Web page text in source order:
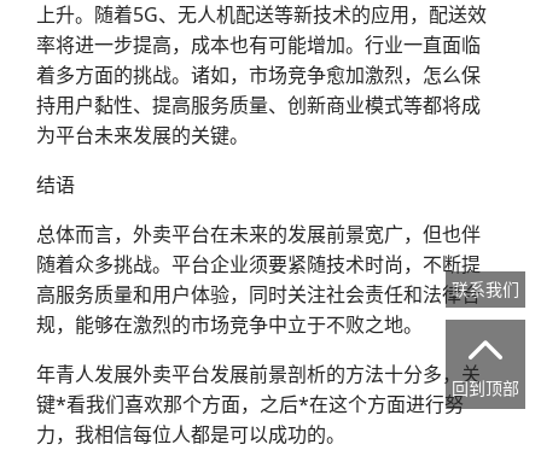
上升。随着5G、无人机配送等新技术的应用，配送效
率将进一步提高，成本也有可能增加。行业一直面临
着多方面的挑战。诸如，市场竞争愈加激烈，怎么保
持用户黏性、提高服务质量、创新商业模式等都将成
为平台未来发展的关键。
结语
总体而言，外卖平台在未来的发展前景宽广，但也伴
随着众多挑战。平台企业须要紧随技术时尚，不断提
高服务质量和用户体验，同时关注社会责任和法律合
规，能够在激烈的市场竞争中立于不败之地。
年青人发展外卖平台发展前景剖析的方法十分多，关
键*看我们喜欢那个方面，之后*在这个方面进行努
力，我相信每位人都是可以成功的。
联系我们

回到顶部